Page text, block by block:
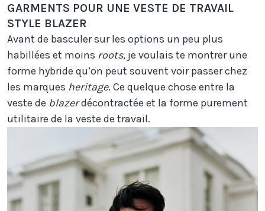
GARMENTS POUR UNE VESTE DE TRAVAIL
STYLE BLAZER
Avant de basculer sur les options un peu plus
habillées et moins roots, je voulais te montrer une
forme hybride qu’on peut souvent voir passer chez
les marques heritage. Ce quelque chose entre la
veste de blazerdécontractée et la forme purement
utilitaire de la veste de travail.